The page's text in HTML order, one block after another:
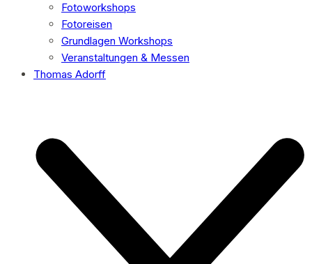
Fotoworkshops
Fotoreisen
Grundlagen Workshops
Veranstaltungen & Messen
Thomas Adorff